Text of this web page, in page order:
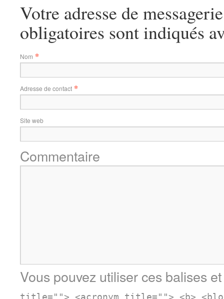
Votre adresse de
obligatoires sont indiqués
Nom *
Adresse de contact *
Site web
Commentaire
Vous pouvez utiliser ces balises
title=""> <acronym title=""> <b>